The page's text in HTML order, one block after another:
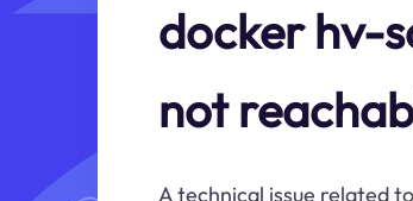
docker hv-
not
A technical issue related